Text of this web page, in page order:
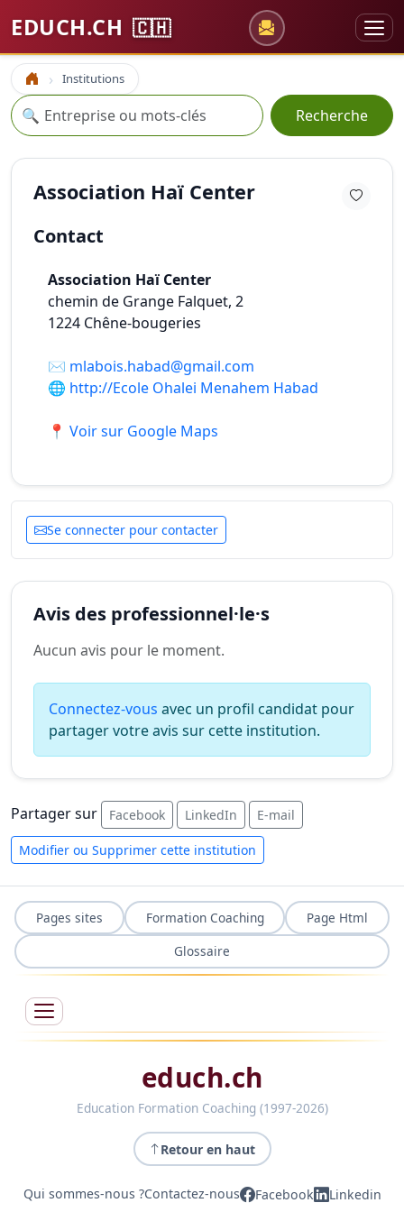
EDUCH.CH 🇨🇭
Accueil Institutions
Recherche
🔍 Recherche
Association Haï Center
Contact
Association Haï Center
chemin de Grange Falquet, 2
1224 Chêne-bougeries
✉️ mlabois.habad@gmail.com
🌐 http://Ecole Ohalei Menahem Habad
📍 Voir sur Google Maps
Se connecter pour contacter
Avis des professionnel·le·s
Aucun avis pour le moment.
Connectez-vous avec un profil candidat pour
partager votre avis sur cette institution.
Partager sur Facebook LinkedIn E-mail
Modifier ou Supprimer cette institution
Pages sites Formation Coaching
Page Html
Glossaire
educh.ch
Education Formation Coaching (1997-2026)
Retour en haut
Qui sommes-nous ?Contactez-nous Facebook Linkedin